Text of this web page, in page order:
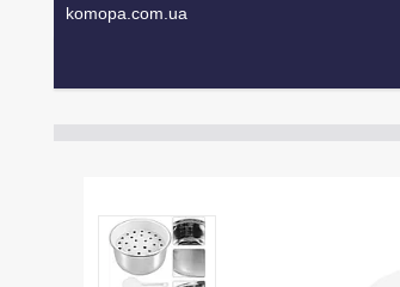
komopa.com.ua